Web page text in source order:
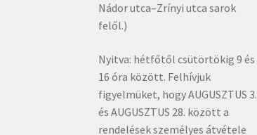
Nádor utca–Zrínyi utca sarok
felől.)
Nyitva: hétfőtől csütörtökig 9 és
16 óra között. Felhívjuk
figyelmüket, hogy AUGUSZTUS 3.
és AUGUSZTUS 28. között a
rendelések személyes átvétele